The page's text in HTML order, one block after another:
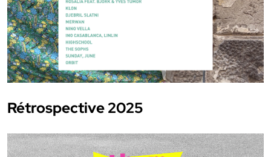
Rétrospective 2025